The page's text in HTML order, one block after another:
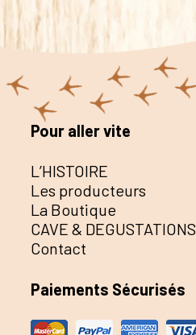
Pour aller vite
L’HISTOIRE
Les producteurs
La Boutique
CAVE & DEGUSTATIONS
Contact
Paiements Sécurisés